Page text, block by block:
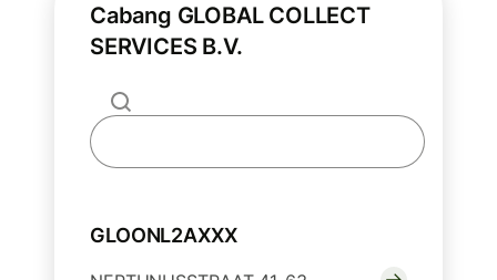
Cabang GLOBAL COLLECT
SERVICES B.V.
GLOONL2AXXX